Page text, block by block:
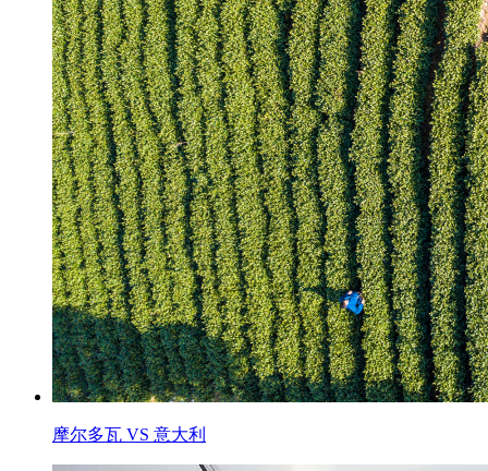
摩尔多瓦 VS 意大利